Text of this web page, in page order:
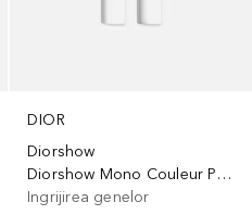
DIOR
Diorshow
Diorshow Mono Couleur Primer
Ingrijirea genelor